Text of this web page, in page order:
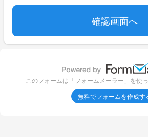
⭐️⭐️親子・兄弟で45分レッスンを受ける
・1回単発（二人一緒）:二人で7,000円
・月3回（二人別々受講）:二人で20,000円
このフォームは「フォームメーラー」を使
無料でフォームを作成す